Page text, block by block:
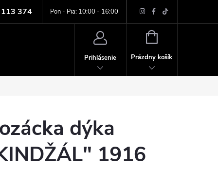
374 Pon - Pia: 10:00 - 16:00
údajov
Prihlásenie
NÁKUPNÝ
Prázdny košík
dýka
1916